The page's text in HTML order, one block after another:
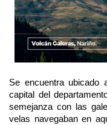
Se encuentra ubicado
capital del
semejanza con las
velas navegaban en